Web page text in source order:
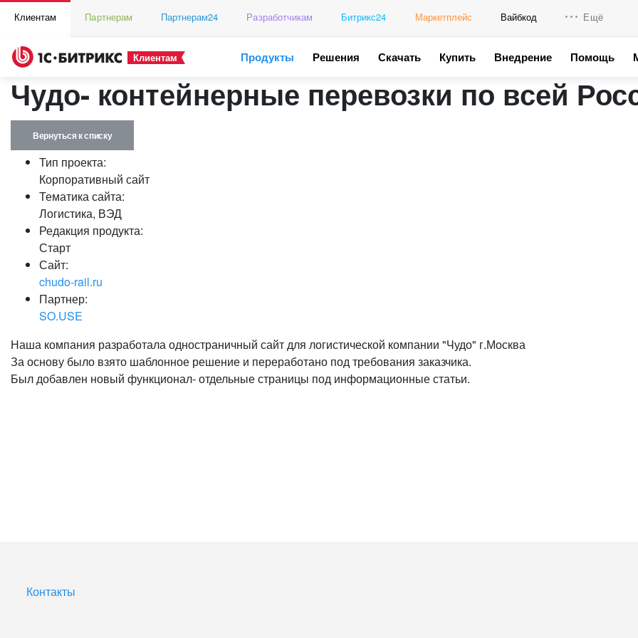
Клиентам Партнерам Партнерам24 Разработчикам Битрикс24 Маркетплейс Вайбкод Ещё
Промо для
Клиентам Продукты Решения Скачать Купить Внедрение Помощь
Чудо- контейнерные перевозки по всей
Вернуться к списку
Тип проекта:
Корпоративный сайт
Тематика сайта:
Логистика, ВЭД
Редакция продукта:
Старт
Сайт:
chudo-rail.ru
Партнер:
SO.USE
Наша компания разработала одностраничный сайт для логистической компании "Чудо" г.Москва
За основу было взято шаблонное решение и переработано под требования заказчика.
Был добавлен новый функционал- отдельные страницы под информационные статьи.
Контакты